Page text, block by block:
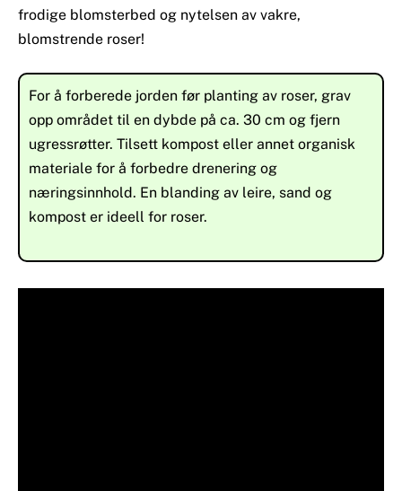
frodige blomsterbed og nytelsen av vakre,
blomstrende roser!
For å forberede jorden før planting av roser, grav
opp området til en dybde på ca. 30 cm og fjern
ugressrøtter. Tilsett kompost eller annet organisk
materiale for å forbedre drenering og
næringsinnhold. En blanding av leire, sand og
kompost er ideell for roser.